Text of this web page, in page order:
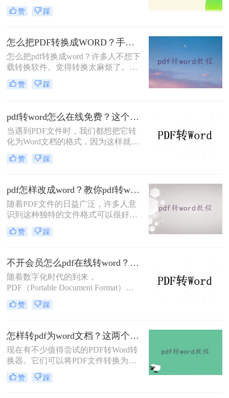
我们的pdf文档中的任何内容都是不能
够进行编辑修改的，如果我们想要修
可以选择格式转换，把pdf文件给转换
为word文档就可以了！下面一起看看
二种方法。
赞 踩
怎么把PDF转换成WORD？手把手教你在线转换！
怎么把pdf转换成word？许多人不想下
载转换软件。觉得转换太麻烦了。那
么是否有在线转换方法？当然是有
的，在线pdf转word简单快捷，方便转
赞 踩
pdf转word怎么在线免费？这个方法可以帮到你！
当遇到PDF文件时，我们都想把它转
化为Word文档的格式，因为这样就能
编辑PDF文件了。那么你知道怎么pdf
转word怎么在线免费吗？说到格式转
就来看看是怎么将#other#的，下次遇
到这种问题就不用担心了。
赞 踩
pdf怎样改成word？教你pdf转word在线免费方法！
随着PDF文件的日益广泛，许多人意
识到这种独特的文件格式可以很好地
保护里面的数据和数据，但当需要修
改时却很难下手。想要修改PDF文
在Word文档上面修改，那么pdf怎样
改成word呢？下面一起看看吧！
赞 踩
不开会员怎么pdf在线转word？分享一个实用免费的方法！
随着数字化时代的到来，
PDF（Portable Document Format）成
为了一种非常常见的电子文档格式。
然而，有时候我们需要对PDF文件进
Word文档就非常有必要了。 那么，
不开会员怎么pdf在线转word呢？下面
一起看看吧。
赞 踩
怎样转pdf为word文档？这两个方法让效率翻倍~
现在有不少值得尝试的PDF转Word转
换器。它们可以将PDF文件转换为可
编辑的Word文档。同时，一些转换器
还提供额外的功能，例如保持原始格
赞 踩